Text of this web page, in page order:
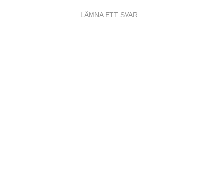
LÄMNA ETT SVAR